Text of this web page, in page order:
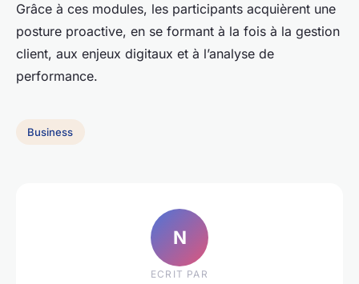
Grâce à ces modules, les participants acquièrent une
posture proactive, en se formant à la fois à la gestion
client, aux enjeux digitaux et à l’analyse de
performance.
Business
N
ECRIT PAR